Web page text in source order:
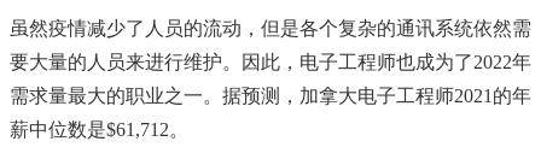
虽然疫情减少了人员的流动，但是各个复杂的通讯系统依然需
要大量的人员来进行维护。因此，电子工程师也成为了2022年
需求量最大的职业之一。据预测，加拿大电子工程师2021的年
薪中位数是$61,712。